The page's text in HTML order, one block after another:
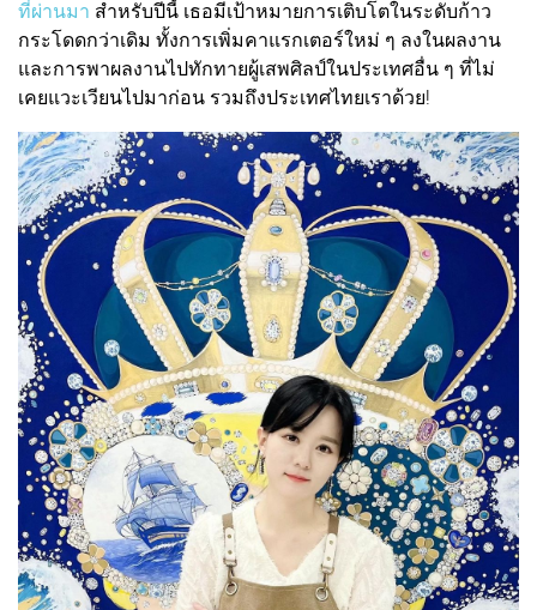
ที่ผ่านมา สำหรับปีนี้ เธอมีเป้าหมายการเติบโตในระดับก้าว
กระโดดกว่าเดิม ทั้งการเพิ่มคาแรกเตอร์ใหม่ ๆ ลงในผลงาน
และการพาผลงานไปทักทายผู้เสพศิลป์ในประเทศอื่น ๆ ที่ไม่
เคยแวะเวียนไปมาก่อน รวมถึงประเทศไทยเราด้วย!